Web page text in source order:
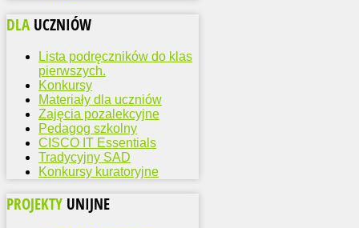
DLA UCZNIÓW
Lista podręczników do klas
pierwszych.
Konkursy
Materiały dla uczniów
Zajęcia pozalekcyjne
Pedagog szkolny
CISCO IT Essentials
Tradycyjny SAD
Konkursy kuratoryjne
PROJEKTY UNIJNE